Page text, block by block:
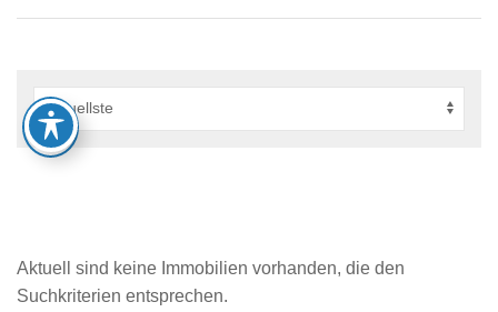
Aktuell sind keine Immobilien vorhanden, die den
Suchkriterien entsprechen.